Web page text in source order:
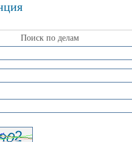
Поиск по делам